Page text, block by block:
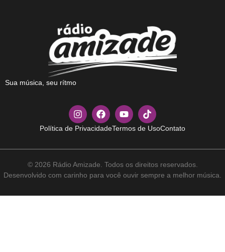
Sua música, seu rítmo
Política de PrivacidadeTermos de UsoContato
© 2026 Rádio Amizade. Todos os direitos reservados.
Desenvolvido com carinho para você ouvir sempre a melhor música.